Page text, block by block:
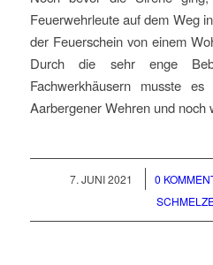
Feuerwehrleute auf dem Weg
der Feuerschein von einem
Durch die sehr enge
Fachwerkhäusern musste
Aarbergener Wehren und
7. JUNI 2021
/ 0 /